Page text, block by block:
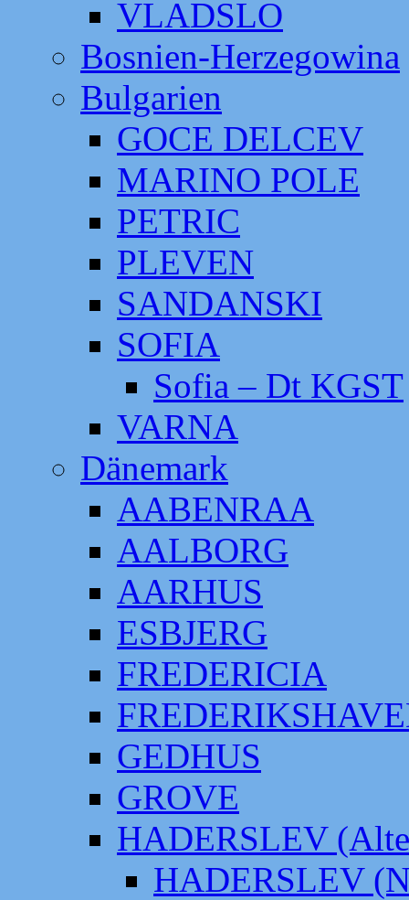
VLADSLO
Bosnien-Herzegowina
Bulgarien
GOCE DELCEV
MARINO POLE
PETRIC
PLEVEN
SANDANSKI
SOFIA
Sofia – Dt KGST
VARNA
Dänemark
AABENRAA
AALBORG
AARHUS
ESBJERG
FREDERICIA
GEDHUS
GROVE
HADERSLEV
HADERSLEV